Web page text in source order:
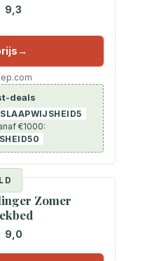
9,3
deals
SLAAPWIJSHEID5
€1000:
Zomer
9,0